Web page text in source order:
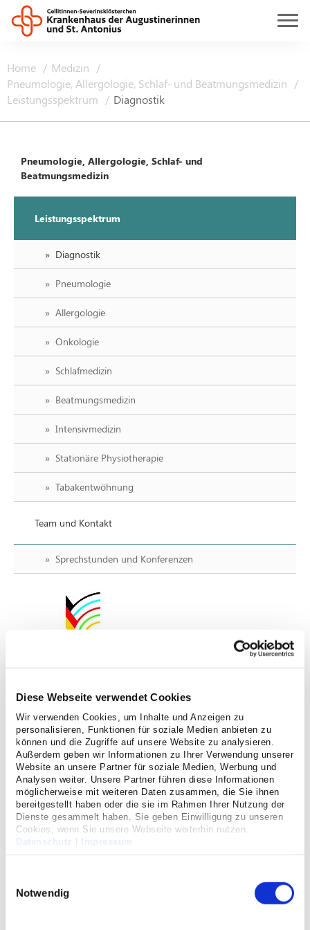
Diese Webseite verwendet Cookies
Wir verwenden Cookies, um Inhalte und Anzeigen zu
personalisieren, Funktionen für soziale Medien anbieten zu
können und die Zugriffe auf unsere Website zu analysieren.
Außerdem geben wir Informationen zu Ihrer Verwendung unserer
Website an unsere Partner für soziale Medien, Werbung und
Analysen weiter. Unsere Partner führen diese Informationen
möglicherweise mit weiteren Daten zusammen, die Sie ihnen
bereitgestellt haben oder die sie im Rahmen Ihrer Nutzung der
Dienste gesammelt haben. Sie geben Einwilligung zu unseren
Cookies, wenn Sie unsere Webseite weiterhin nutzen.
Datenschutz
Impressum
Notwendig
Home
Medizin
Pneumologie, Allergologie, Schlaf- und Beatmungsmedizin
Leistungsspektrum
Diagnostik
Pneumologie, Allergologie, Schlaf- und
Beatmungsmedizin
Leistungsspektrum
Diagnostik
Pneumologie
Allergologie
Onkologie
Schlafmedizin
Beatmungsmedizin
Intensivmedizin
Stationäre Physiotherapie
Tabakentwöhnung
Team und Kontakt
Sprechstunden und Konferenzen
Bildgebende Verfahren
Diagnostik und Therapie von
Erkrankungen der Lunge, der Atemwege
und des Rippenfells
Baustein in der Diagnostik und Therapie von Erkrankungen
der Lunge, der Atemwege und des Rippenfells dar.